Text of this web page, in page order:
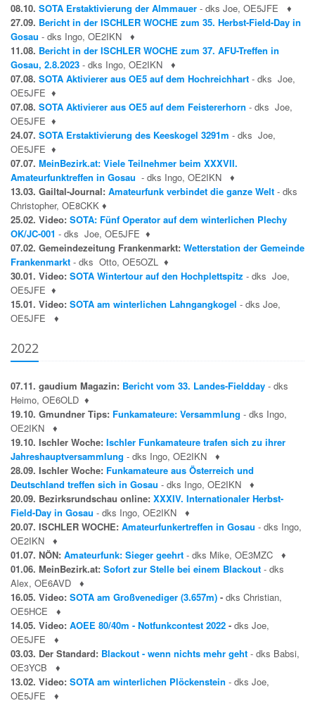
08.10. SOTA Erstaktivierung der Almmauer - dks Joe, OE5JFE
♦
27.09. Bericht in der ISCHLER WOCHE zum 35. Herbst-Field-Day in
Gosau - dks Ingo, OE2IKN
♦
11.08. Bericht in der ISCHLER WOCHE zum 37. AFU-Treffen in
Gosau, 2.8.2023 - dks Ingo, OE2IKN
♦
07.08. SOTA Aktivierer aus OE5 auf dem Hochreichhart - dks Joe,
OE5JFE ♦
07.08. SOTA Aktivierer aus OE5 auf dem Feistererhorn - dks Joe,
OE5JFE ♦
24.07. SOTA Erstaktivierung des Keeskogel 3291m - dks Joe,
OE5JFE ♦
07.07. MeinBezirk.at: Viele Teilnehmer beim XXXVII.
Amateurfunktreffen in Gosau - dks Ingo, OE2IKN
♦
13.03. Gailtal-Journal: Amateurfunk verbindet die ganze Welt - dks
Christopher, OE8CKK ♦
25.02. Video: SOTA: Fünf Operator auf dem winterlichen Plechy
OK/JC-001 - dks Joe, OE5JFE ♦
07.02. Gemeindezeitung Frankenmarkt: Wetterstation der Gemeinde
Frankenmarkt - dks Otto, OE5OZL
♦
30.01. Video: SOTA Wintertour auf den Hochplettspitz - dks Joe,
OE5JFE ♦
15.01. Video: SOTA am winterlichen Lahngangkogel - dks Joe,
OE5JFE
♦
2022
07.11. gaudium Magazin: Bericht vom 33. Landes-Fieldday - dks
Heimo, OE6OLD ♦
19.10. Gmundner Tips: Funkamateure: Versammlung - dks Ingo,
OE2IKN
♦
19.10. Ischler Woche: Ischler Funkamateure trafen sich zu ihrer
Jahreshauptversammlung - dks Ingo, OE2IKN
♦
28.09. Ischler Woche: Funkamateure aus Österreich und
Deutschland treffen sich in Gosau - dks Ingo, OE2IKN
♦
20.09. Bezirksrundschau online: XXXIV. Internationaler Herbst-
Field-Day in Gosau - dks Ingo, OE2IKN
♦
20.07. ISCHLER WOCHE: Amateurfunkertreffen in Gosau - dks Ingo,
OE2IKN
♦
01.07. NÖN: Amateurfunk: Sieger geehrt - dks Mike, OE3MZC
♦
01.06. MeinBezirk.at: Sofort zur Stelle bei einem Blackout - dks
Alex, OE6AVD ♦
16.05. Video: SOTA am Großvenediger (3.657m) - dks Christian,
OE5HCE
♦
14.05. Video: AOEE 80/40m - Notfunkcontest 2022 - dks Joe,
OE5JFE
♦
03.03. Der Standard: Blackout - wenn nichts mehr geht - dks Babsi,
OE3YCB
♦
13.02. Video: SOTA am winterlichen Plöckenstein - dks Joe,
OE5JFE
♦